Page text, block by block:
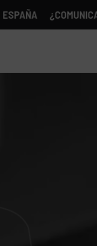
¿COMUNICACIÓN